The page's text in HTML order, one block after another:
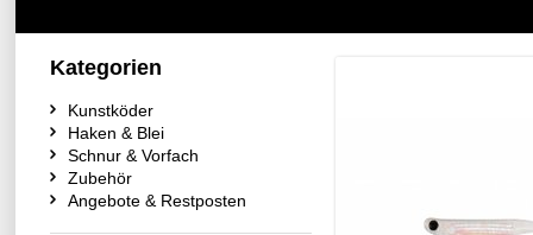
Kategorien
Kunstköder
Haken & Blei
Schnur & Vorfach
Zubehör
Angebote & Restposten